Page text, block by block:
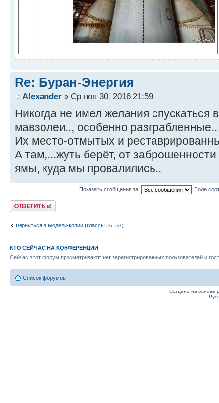
Re: Буран-Энергия
Alexander » Ср ноя 30, 2016 21:59
Никогда не имел желания спускаться
мавзолеи.., особенно
Их место-отмытых и
А там,...жуть берёт, от
ямы, куда мы провалились..
Показать сообщения за: Поле
Ответить
Вернуться в Модели-копии (классы S5, S7)
КТО СЕЙЧАС НА КОНФЕРЕНЦИИ
Сейчас этот форум просматривают: нет зарегистрированных пользователей и
Список форумов
Создано на основе